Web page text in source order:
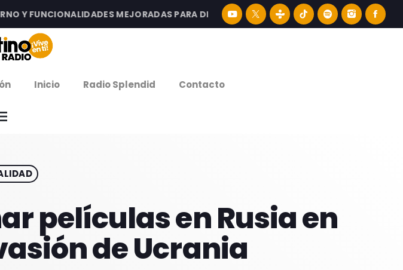
FUNCIONALIDADES MEJORADAS PARA DISFRUTAR LA MEJOR MÚSICA LATINA Y
Inicio Radio Splendid Contacto
películas en Rusia en
de Ucrania